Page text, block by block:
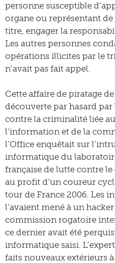
personne susceptible
organe ou représentant
titre, engager la
Les autres personnes
opérations illicites par le
n’avait pas fait appel.
Cette affaire de piratage
découverte par hasard
contre la criminalité liée
l’information et de la
l’Office enquêtait sur
informatique du
française de lutte contre le
au profit d’un coureur
tour de France 2006. Les
l’avaient mené à un
commission rogatoire
ce dernier avait été
informatique saisi.
faits nouveaux extérieurs